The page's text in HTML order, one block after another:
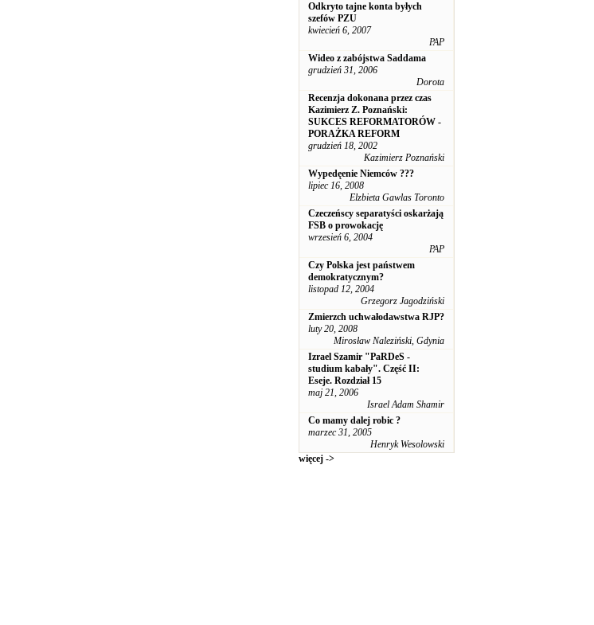
Odkryto tajne konta byłych
szefów PZU
kwiecień 6, 2007
PAP
Wideo z zabójstwa Saddama
grudzień 31, 2006
Dorota
Recenzja dokonana przez czas
Kazimierz Z. Poznański:
SUKCES REFORMATORÓW -
PORAŻKA REFORM
grudzień 18, 2002
Kazimierz Poznański
Wypedęenie Niemców ???
lipiec 16, 2008
Elzbieta Gawlas Toronto
Czeczeńscy separatyści oskarżają
FSB o prowokację
wrzesień 6, 2004
PAP
Czy Polska jest państwem
demokratycznym?
listopad 12, 2004
Grzegorz Jagodziński
Zmierzch uchwałodawstwa RJP?
luty 20, 2008
Mirosław Naleziński, Gdynia
Izrael Szamir "PaRDeS -
studium kabały". Część II:
Eseje. Rozdział 15
maj 21, 2006
Israel Adam Shamir
Co mamy dalej robic ?
marzec 31, 2005
Henryk Wesolowski
więcej ->